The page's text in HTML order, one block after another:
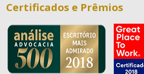
Certificados e Prêmios